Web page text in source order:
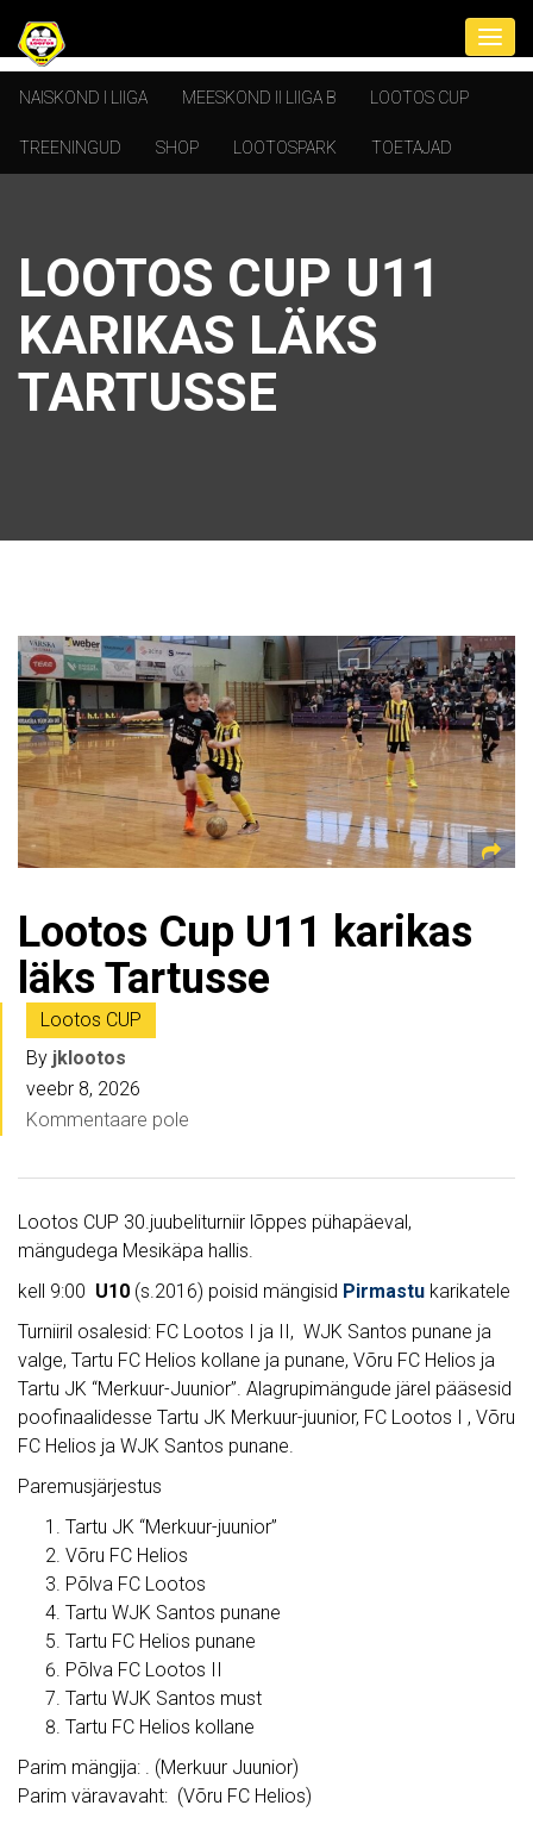
NAISKOND I LIIGA MEESKOND II LIIGA B LOOTOS CUP
TREENINGUD SHOP LOOTOSPARK TOETAJAD
LOOTOS CUP U11
KARIKAS LÄKS
TARTUSSE
Lootos Cup U11 karikas
läks Tartusse
Lootos CUP
By jklootos
veebr 8, 2026
Kommentaare pole
Lootos CUP 30.juubeliturniir lõppes pühapäeval,
mängudega Mesikäpa hallis.
kell 9:00 U10 (s.2016) poisid mängisid Pirmastu karikatele
Turniiril osalesid: FC Lootos I ja II, WJK Santos punane ja
valge, Tartu FC Helios kollane ja punane, Võru FC Helios ja
Tartu JK “Merkuur-Juunior”. Alagrupimängude järel pääsesid
poofinaalidesse Tartu JK Merkuur-juunior, FC Lootos I , Võru
FC Helios ja WJK Santos punane.
Paremusjärjestus
Tartu JK “Merkuur-juunior”
Võru FC Helios
Põlva FC Lootos
Tartu WJK Santos punane
Tartu FC Helios punane
Põlva FC Lootos II
Tartu WJK Santos must
Tartu FC Helios kollane
Parim mängija: . (Merkuur Juunior)
Parim väravavaht: (Võru FC Helios)